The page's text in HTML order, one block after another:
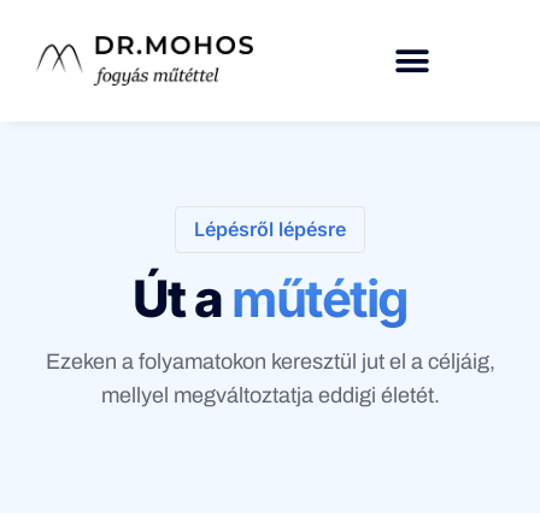
Lépésről lépésre
Út aműtétig
Ezeken a folyamatokon keresztül jut el a céljáig,
mellyel megváltoztatja eddigi életét.